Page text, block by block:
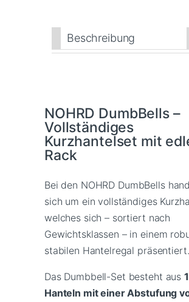
Beschreibung
NOHRD DumbBells –
Vollständiges
Kurzhantelset mit
Rack
Bei den NOHRD DumbBells
sich um ein vollständiges
welches sich – sortiert nach
Gewichtsklassen – in einem
stabilen Hantelregal präsentiert.
Das Dumbbell-Set besteht aus
Hanteln mit einer Abstufung